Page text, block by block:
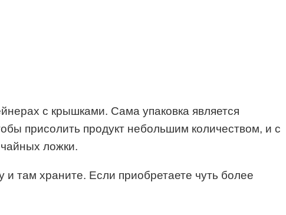
с крышками. Сама упаковка является
присолить продукт небольшим количеством, и с
ложки.
и там храните. Если приобретаете чуть более